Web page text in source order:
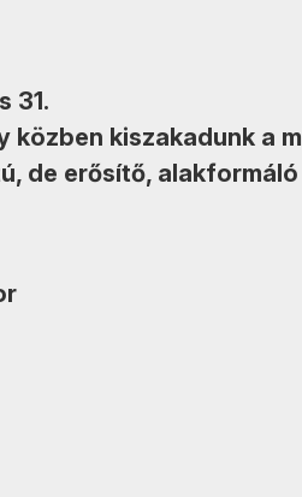
31.
közben kiszakadunk a
de erősítő,